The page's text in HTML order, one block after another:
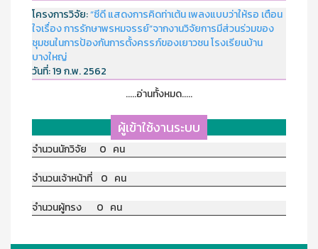
โครงการวิจัย:“ซีดี แสดงการคิดท่าเต้น เพลงแบบว่าให้รอ เตือน
ใจเรื่อง การรักษาพรหมจรรย์”จากงานวิจัยการมีส่วนร่วมของ
ชุมชนในการป้องกันการตั้งครรภ์ของเยาวชน โรงเรียนบ้าน
บางใหญ่
วันที่:19 ก.พ. 2562
.....อ่านทั้งหมด.....
ผู้เข้าใช้งานระบบ
จำนวนนักวิจัย 0 คน
จำนวนเจ้าหน้าที่ 0 คน
จำนวนผู้ทรง 0 คน